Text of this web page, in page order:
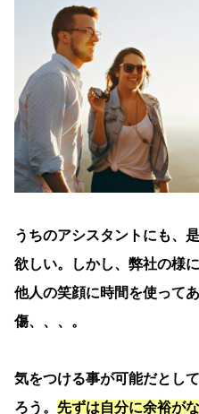
うちのアシスタントにも、
欲しい。しかし、弊社の様
他人の笑顔に時間を使って
傷、、、。
気をつける事が可能だとし
ろう。 先ずは自分に余裕が